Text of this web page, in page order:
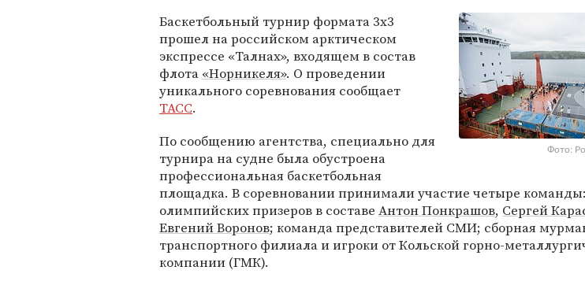
Фото:
Баскетбольный турнир формата 3х3
прошел на российском арктическом
экспрессе «Талнах», входящем в состав
флота «Норникеля». О проведении
уникального соревнования сообщает
ТАСС.
По сообщению агентства, специально для
турнира на судне была обустроена
профессиональная баскетбольная
площадка. В соревновании принимали участие четыре
олимпийских призеров в составе Антон Понкрашов, Сергей
Евгений Воронов; команда представителей СМИ; сборная
транспортного филиала и игроки от Кольской горно-
компании (ГМК).